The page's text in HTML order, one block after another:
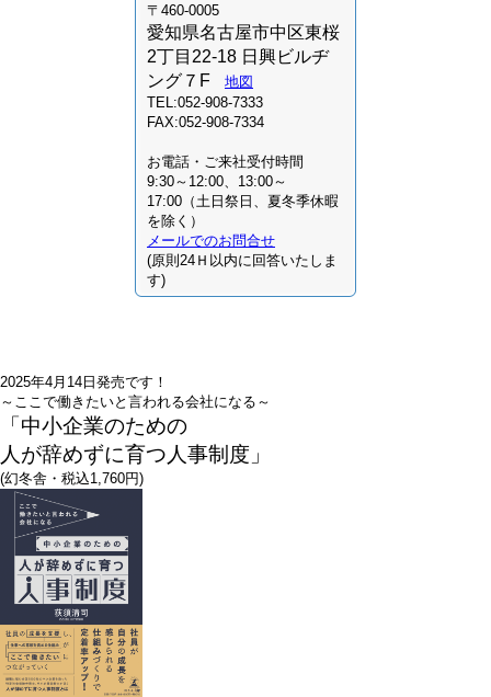
〒460-0005
愛知県名古屋市中区東桜
2丁目22-18 日興ビルヂ
ング７F
地図
TEL:052-908-7333
FAX:052-908-7334
お電話・ご来社受付時間
9:30～12:00、13:00～
17:00（土日祭日、夏冬季休暇
を除く）
メールでのお問合せ
(原則24Ｈ以内に回答いたしま
す)
2025年4月14日発売です！
～ここで働きたいと言われる会社になる～
「中小企業のための
人が辞めずに育つ人事制度」
(幻冬舎・税込1,760円)